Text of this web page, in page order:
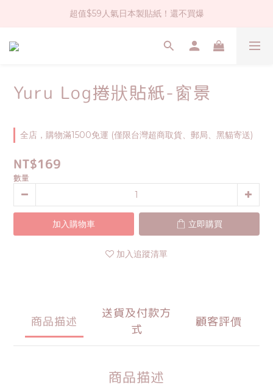
社群大人氣！各種有趣的打洞器
超值$59人氣日本製貼紙！還不買爆
全店$1500免運(台灣地區)
Yuru Log捲狀貼紙-窗景
全店，購物滿1500免運 (僅限台灣超商取貨、郵局、黑貓寄送)
NT$169
數量
加入購物車 立即購買
加入追蹤清單
商品描述
送貨及付款方
式
顧客評價
商品描述